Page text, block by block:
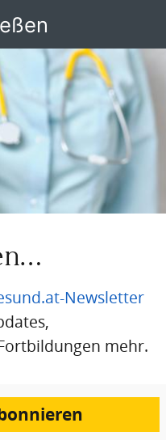
Quelle hinzufügen
Grundlagen zu
neue Therapien
Newsletter
mehr.